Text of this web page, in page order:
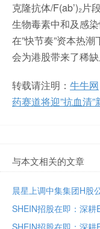
克隆抗体/F(ab’)₂片
生物毒素中和及感
在”快节奏”资本热
会为港股带来了稀缺
转载请注明： 牛牛网
药赛道将迎”抗血清”
与本文相关的文章
晨星上调中集集团H股
SHEIN招股在即：深
SHEIN招股在即：深